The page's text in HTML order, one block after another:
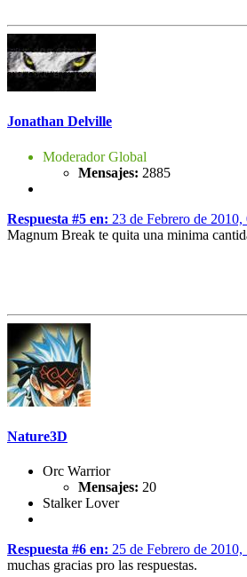
Jonathan Delville
Moderador Global
Mensajes: 2885
Respuesta #5 en: 23 de Febrero de 2010,
Magnum Break te quita una minima
Nature3D
Orc Warrior
Mensajes: 20
Stalker Lover
Respuesta #6 en: 25 de Febrero de 2010,
muchas gracias pro las respuestas.